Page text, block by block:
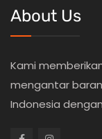
About Us
Kami
mengantar
Indonesia